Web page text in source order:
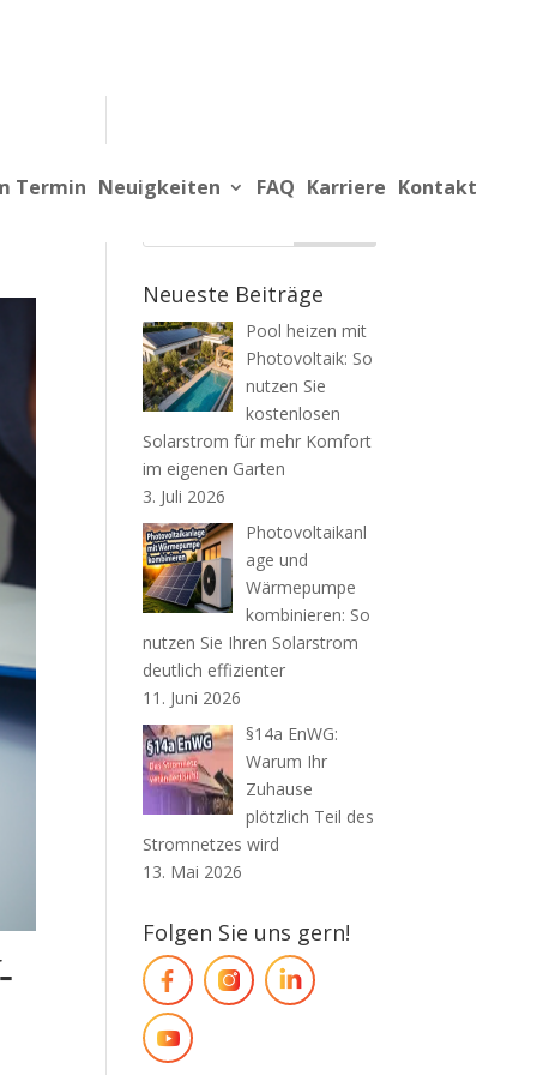
Termin Neuigkeiten FAQ Karriere Kontakt
Suche
Neueste Beiträge
Pool heizen mit
Photovoltaik: So
nutzen Sie
kostenlosen
Solarstrom für mehr Komfort
im eigenen Garten
3. Juli 2026
Photovoltaikanl
age und
Wärmepumpe
kombinieren: So
nutzen Sie Ihren Solarstrom
deutlich effizienter
11. Juni 2026
§14a EnWG:
Warum Ihr
Zuhause
plötzlich Teil des
Stromnetzes wird
13. Mai 2026
Folgen Sie uns gern!